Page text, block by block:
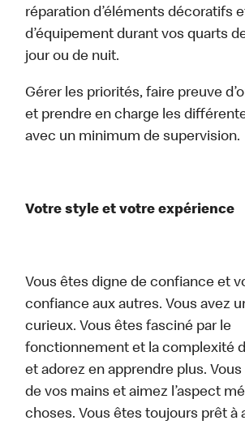
réparation d’éléments décoratifs
d’équipement durant vos quarts
jour ou de nuit.
Gérer les priorités, faire preuve
et prendre en charge les
avec un minimum de supervision.
Votre style et votre expérience
Vous êtes digne de confiance et
confiance aux autres. Vous avez
curieux. Vous êtes fasciné par le
fonctionnement et la complexité
et adorez en apprendre plus.
de vos mains et aimez l’aspect
choses. Vous êtes toujours prêt à